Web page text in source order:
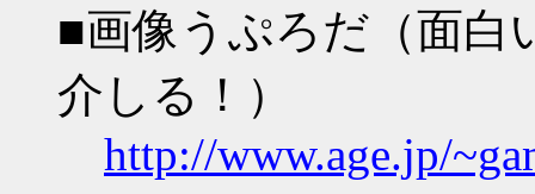
■画像うぷろだ（面白
介しる！）
http://www.age.jp/